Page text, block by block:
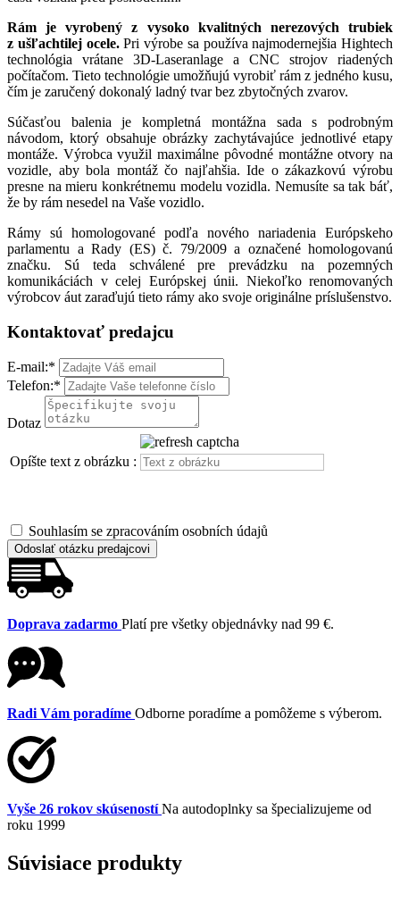
Rám je vyrobený z vysoko kvalitných nerezových trubiek
z ušľachtilej ocele.Pri výrobe sa používa najmodernejšia Hightech
technológia vrátane 3D-Laseranlage a CNC strojov riadených
počítačom. Tieto technológie umožňujú vyrobiť rám z jedného kusu,
čím je zaručený dokonalý ladný tvar bez zbytočných zvarov.
Súčasťou balenia je kompletná montážna sada s podrobným
návodom, ktorý obsahuje obrázky zachytávajúce jednotlivé etapy
montáže. Výrobca využil maximálne pôvodné montážne otvory na
vozidle, aby bola montáž čo najľahšia. Ide o zákazkovú výrobu
presne na mieru konkrétnemu modelu vozidla. Nemusíte sa tak báť,
že by rám nesedel na Vaše vozidlo.
Rámy sú homologované podľa nového nariadenia Európskeho
parlamentu a Rady (ES) č. 79/2009 a označené homologovanú
značku. Sú teda schválené pre prevádzku na pozemných
komunikáciách v celej Európskej únii. Niekoľko renomovaných
výrobcov áut zaraďujú tieto rámy ako svoje originálne príslušenstvo.
Kontaktovať predajcu
E-mail:*
Telefon:*
Dotaz
Opíšte text z obrázku :
Souhlasím se zpracováním osobních údajů
Odoslať otázku predajcovi
Doprava zadarmo Platí pre všetky objednávky nad 99 €.
Radi Vám poradíme Odborne poradíme a pomôžeme s výberom.
Vyše 26 rokov skúseností Na autodoplnky sa špecializujeme od
roku 1999
Súvisiace produkty